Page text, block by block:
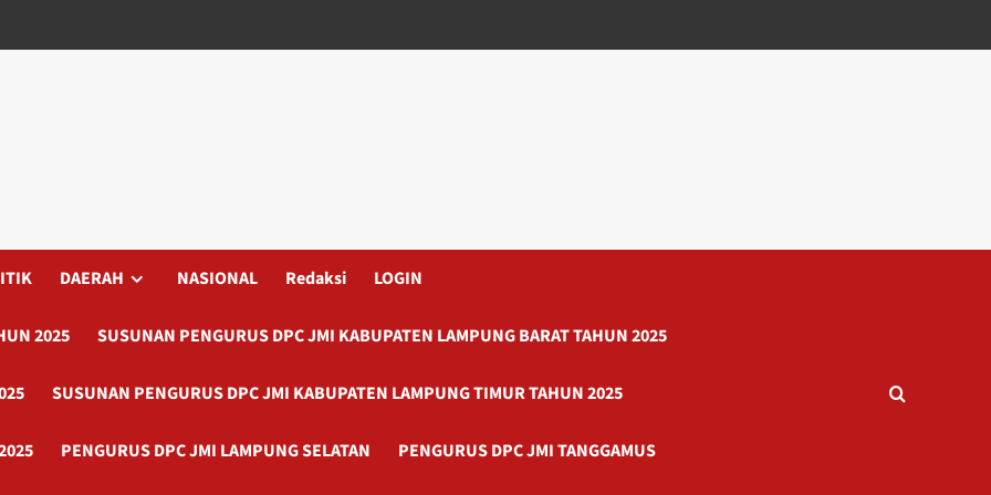
DAERAH NASIONAL Redaksi LOGIN
2025 SUSUNAN PENGURUS DPC JMI KABUPATEN LAMPUNG BARAT TAHUN 2025
SUSUNAN PENGURUS DPC JMI KABUPATEN LAMPUNG TIMUR TAHUN 2025
PENGURUS DPC JMI LAMPUNG SELATAN PENGURUS DPC JMI TANGGAMUS